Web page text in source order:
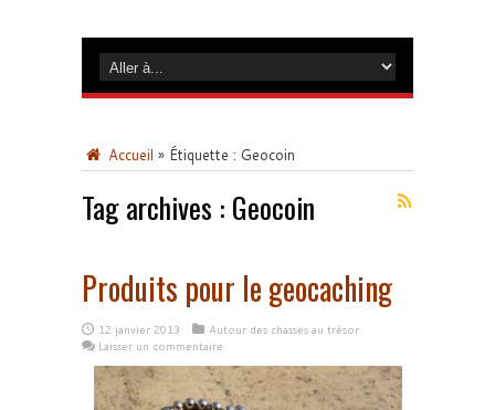
Accueil » Étiquette : Geocoin
Tag archives : Geocoin
Produits pour le geocaching
12 janvier 2013
Autour des chasses au trésor
Laisser un commentaire